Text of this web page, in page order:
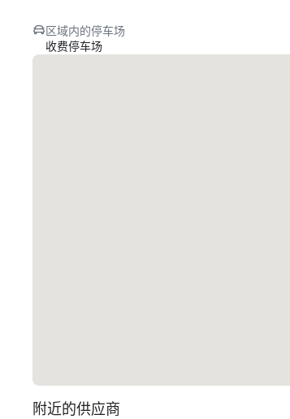
区域内的停车场
收费停车场
附近的供应商